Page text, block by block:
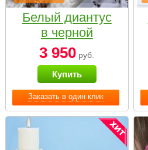
Заказать в один клик
Белый диантус
в черной
коробке Small
3 950 руб.
Купить